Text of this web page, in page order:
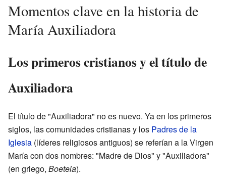
Momentos clave en la historia de
María Auxiliadora
Los primeros cristianos y el título de
Auxiliadora
El título de "Auxiliadora" no es nuevo. Ya en los primeros
siglos, las comunidades cristianas y los Padres de la
Iglesia (líderes religiosos antiguos) se referían a la Virgen
María con dos nombres: "Madre de Dios" y "Auxiliadora"
(en griego, Boeteia).